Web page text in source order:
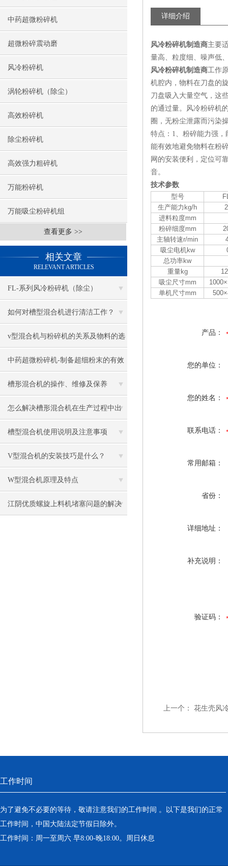
中药超微粉碎机
超微粉碎震动磨
风冷粉碎机
涡轮粉碎机（除尘）
高效粉碎机
除尘粉碎机
高效强力粗碎机
万能粉碎机
万能吸尘粉碎机组
查看更多 >>
相关文章
RELEVANT ARTICLES
FL-系列风冷粉碎机（除尘）
如何对槽型混合机进行清洁工作？
v型混合机与粉碎机的关系及物料的选
择
中药超微粉碎机-制备超细粉末的有效
工具
槽形混合机的操作、维修及保养
怎么解决槽形混合机在生产过程中出
现漏料的问题？
槽型混合机使用说明及注意事项
V型混合机的安装技巧是什么？
W型混合机原理及特点
江阴优质螺旋上料机堵塞问题的解决
详细介绍
风冷粉碎机制造商主要
量高、粒度细、噪声低
风冷粉碎机制造商工作
机腔内，物料在刀盘的
刀盘吸入大量空气，这
的通过量。风冷粉碎机
圈，无粉尘泄露而污染
特点：1、粉碎能力强
能有效地避免物料在粉
网的安装便利，定位可
音。
技术参数
型号
生产能力kg/h
进料粒度mm
粉碎细度mm
主轴转速r/min
吸尘电机kw
总功率kw
重量kg
吸尘尺寸mm
单机尺寸mm
产品：
您的单位：
您的姓名：
联系电话：
常用邮箱：
省份：
详细地址：
补充说明：
验证码：
上一个： 花生壳风
工作时间
为了避免不必要的等待，敬请注意我们的工作时间 。以下是我们的正常
工作时间，中国大陆法定节假日除外。
工作时间：周一至周六 早8:00-晚18:00。周日休息